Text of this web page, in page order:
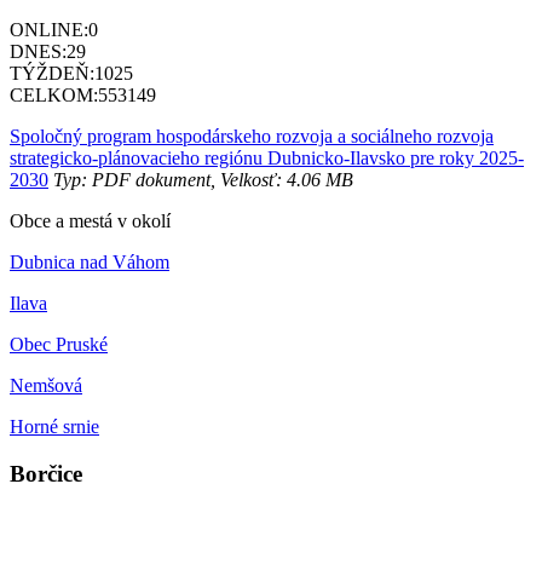
ONLINE:0
DNES:29
TÝŽDEŇ:1025
CELKOM:553149
Spoločný program hospodárskeho rozvoja a sociálneho rozvoja
strategicko-plánovacieho regiónu Dubnicko-Ilavsko pre roky 2025-
2030 Typ: PDF dokument, Velkosť: 4.06 MB
Obce a mestá v okolí
Dubnica nad Váhom
Ilava
Obec Pruské
Nemšová
Horné srnie
Borčice